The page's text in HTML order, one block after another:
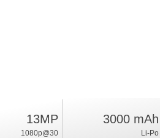
13MP
1080p@30
3000 mAh
Li-Po